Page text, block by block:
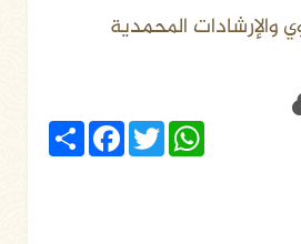
والإرشادات المحمدية
Share
FacebookTwitter
WhatsApp